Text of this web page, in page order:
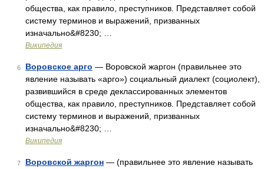
общества, как правило, преступников. Представляет собой
систему терминов и выражений, призванных
изначально&#8230; …
Википедия
6 Воровское арго — Воровской жаргон (правильнее это
явление называть «арго») социальный диалект (социолект),
развившийся в среде деклассированных элементов
общества, как правило, преступников. Представляет собой
систему терминов и выражений, призванных
изначально&#8230; …
Википедия
7 Воровской жаргон — (правильнее это явление называть